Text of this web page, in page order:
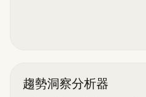
趨勢洞察分析器